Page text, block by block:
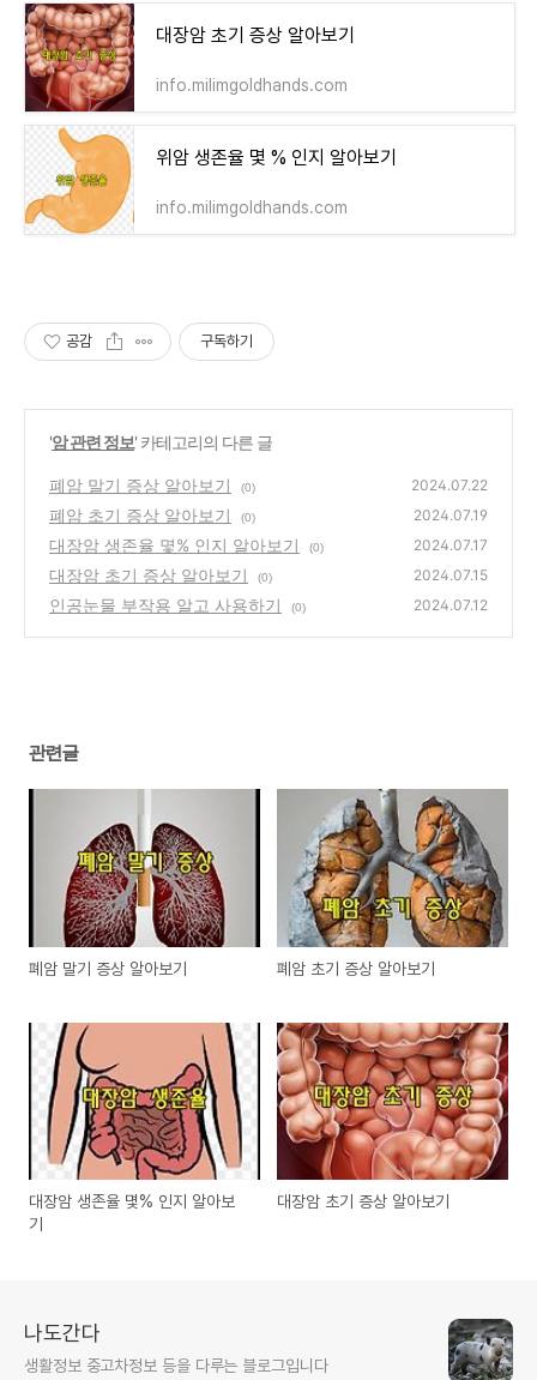
대장암 초기 증상 알아보기
info.milimgoldhands.com
위암 생존율 몇 % 인지 알아보기
info.milimgoldhands.com
공감 구독하기
'암 관련 정보' 카테고리의 다른 글
폐암 말기 증상 알아보기 (0) 2024.07.22
폐암 초기 증상 알아보기 (0) 2024.07.19
대장암 생존율 몇% 인지 알아보기 (0) 2024.07.17
대장암 초기 증상 알아보기 (0) 2024.07.15
인공눈물 부작용 알고 사용하기 (0) 2024.07.12
관련글
폐암 말기 증상 알아보기 폐암 초기 증상 알아보기
대장암 생존율 몇% 인지 알아보
기
대장암 초기 증상 알아보기
나도간다
생활정보 중고차정보 등을 다루는 블로그입니다